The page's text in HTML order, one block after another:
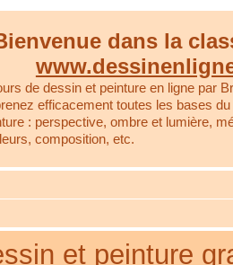
dans la
de dessin et peinture en ligne par
efficacement toutes les bases
: perspective, ombre et lumière,
composition, etc.
et peinture